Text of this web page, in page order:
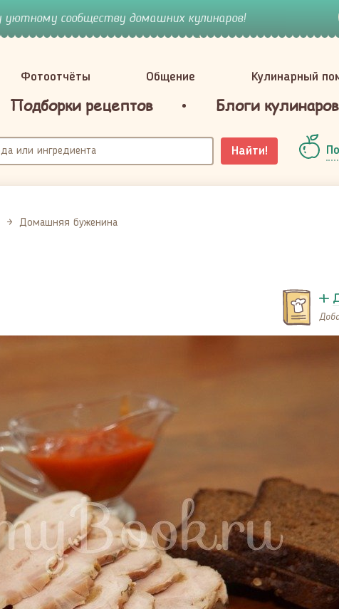
уютному сообществу домашних кулинаров!
Фотоотчёты Общение Кулинарный
Подборки рецептов Блоги кулинаров
Найти!
Домашняя буженина